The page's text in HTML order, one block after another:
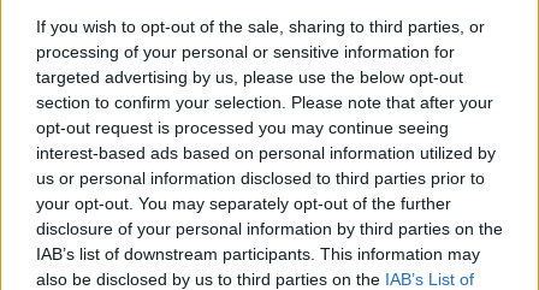
If you wish to opt-out of the sale, sharing to third parties, or
processing of your personal or sensitive information for
targeted advertising by us, please use the below opt-out
section to confirm your selection. Please note that after your
opt-out request is processed you may continue seeing
interest-based ads based on personal information utilized by
us or personal information disclosed to third parties prior to
your opt-out. You may separately opt-out of the further
disclosure of your personal information by third parties on the
IAB’s list of downstream participants. This information may
also be disclosed by us to third parties on the IAB’s List of
Το ύπουλο σύμπτωμα του
εμφράγματος που πολλοί νομίζουν ότι
είναι ακίνδυνο – Το εμφανίζουν
κυρίως οι γυναίκες